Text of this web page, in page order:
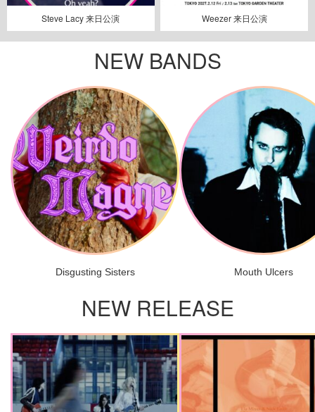
Steve Lacy 来日公演 Weezer 来日公演
NEW BANDS
Disgusting Sisters Mouth Ulcers
NEW RELEASE